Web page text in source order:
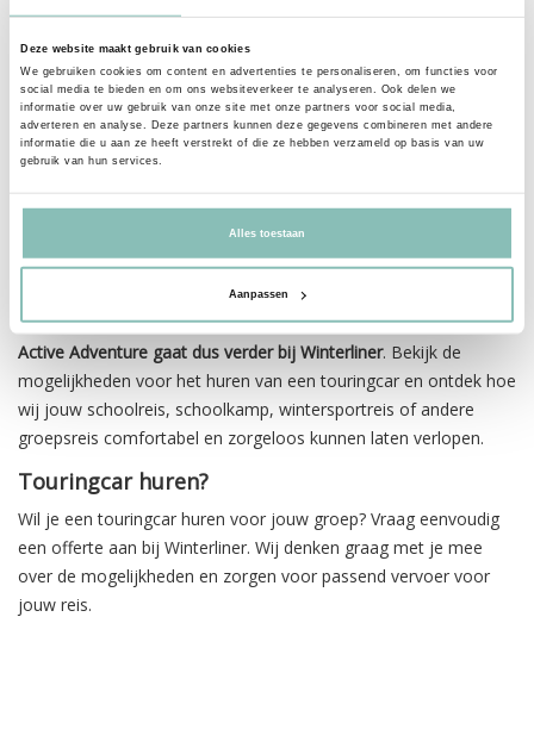
Deze website maakt gebruik van cookies
We gebruiken cookies om content en advertenties te personaliseren, om functies voor
social media te bieden en om ons websiteverkeer te analyseren. Ook delen we
informatie over uw gebruik van onze site met onze partners voor social media,
adverteren en analyse. Deze partners kunnen deze gegevens combineren met andere
informatie die u aan ze heeft verstrekt of die ze hebben verzameld op basis van uw
gebruik van hun services.
Alles toestaan
Aanpassen
Voor het huren van een touringcar, het aanvragen van een
offerte of meer informatie over groepsvervoer verwijzen wij je
graag door naar de website van Winterliner.
Comfortabel en betrouwbaar groepsvervoer
Bij groepsvervoer draait alles om een goede voorbereiding en
jouw reis, het aantal reizigers en de gewenste bestemming. Of
je nu een touringcar nodig hebt voor één dag of voor een
meerdaagse reis naar het buitenland: Winterliner helpt je graag
bij het organiseren van passend vervoer.
Active Adventure gaat dus verder bij Winterliner. Bekijk de
mogelijkheden voor het huren van een touringcar en ontdek hoe
wij jouw schoolreis, schoolkamp, wintersportreis of andere
groepsreis comfortabel en zorgeloos kunnen laten verlopen.
Touringcar huren?
Wil je een touringcar huren voor jouw groep? Vraag eenvoudig
een offerte aan bij Winterliner. Wij denken graag met je mee
over de mogelijkheden en zorgen voor passend vervoer voor
jouw reis.